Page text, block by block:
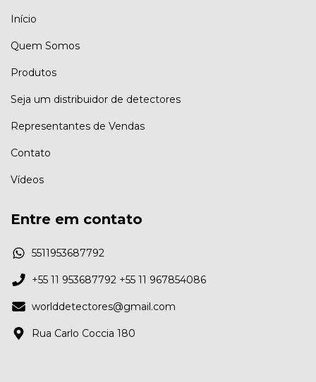
Início
Quem Somos
Produtos
Seja um distribuidor de detectores
Representantes de Vendas
Contato
Vídeos
Entre em contato
5511953687792
+55 11 953687792 +55 11 967854086
worlddetectores@gmail.com
Rua Carlo Coccia 180